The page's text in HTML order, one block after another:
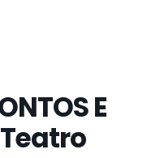
E
Teatro